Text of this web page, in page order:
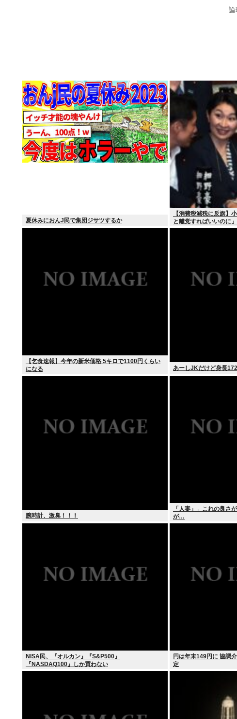
論
夏休みにおんJ民で集団ジサツするか
【消費税減税に反旗】
と離党すればいいのに
「消費税の系譜」とは
【乞食速報】今年の新米価格 5キロで1100円くらい
になる
あーしJKだけど身長
腕時計、激臭！！！
「人妻」←これの良さ
が…
NISA民、『オルカン』『S&P500』
『NASDAQ100』しか買わない
円は年末149円に 協調
定